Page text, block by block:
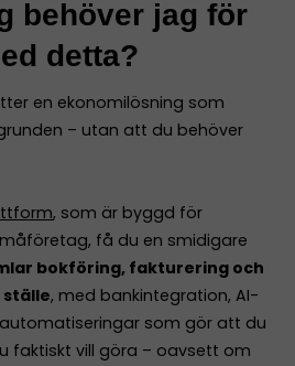
behöver jag för
detta?
en ekonomilösning som
– utan att du behöver
, som är byggd för
få du en smidigare
bokföring, fakturering och
, med bankintegration, AI-
som gör att du
faktiskt vill göra – oavsett om